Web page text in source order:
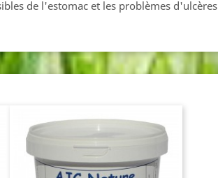
de l'estomac et les problèmes d'ulcères